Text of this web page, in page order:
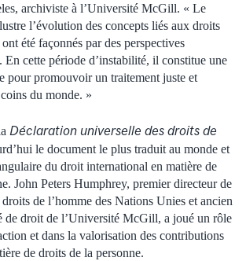
archiviste à l’Université McGill. « Le
l’évolution des concepts liés aux droits
été façonnés par des perspectives
En cette période d’instabilité, il constitue une
pour promouvoir un traitement juste et
du monde. »
Déclaration universelle des droits de
le document le plus traduit au monde et
du droit international en matière de
John Peters Humphrey, premier directeur de
de l’homme des Nations Unies et ancien
de droit de l’Université McGill, a joué un rôle
et dans la valorisation des contributions
de droits de la personne.